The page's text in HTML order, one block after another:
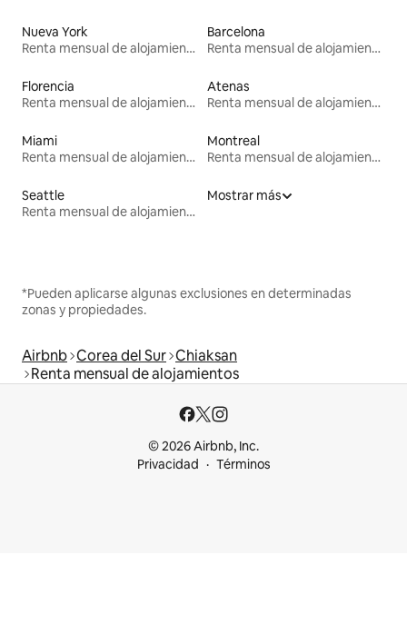
Nueva York
Renta mensual de alojamientos
Barcelona
Renta mensual de alojamientos
Florencia
Renta mensual de alojamientos
Atenas
Renta mensual de alojamientos
Miami
Renta mensual de alojamientos
Montreal
Renta mensual de alojamientos
Seattle
Renta mensual de alojamientos
Mostrar más
*Pueden aplicarse algunas exclusiones en determinadas
zonas y propiedades.
Airbnb Corea del Sur Chiaksan
Renta mensual de alojamientos
© 2026 Airbnb, Inc.
Privacidad
Términos